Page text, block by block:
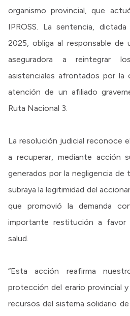
organismo provincial, que
IPROSS. La sentencia,
2025, obliga al responsable
aseguradora a reintegrar
asistenciales afrontados por la
atención de un afiliado
Ruta Nacional 3.
La resolución judicial reconoce
a recuperar, mediante acción
generados por la negligencia de
subraya la legitimidad del
que promovió la demanda
importante restitución a favor
salud.
“Esta acción reafirma
protección del erario provincial
recursos del sistema solidario